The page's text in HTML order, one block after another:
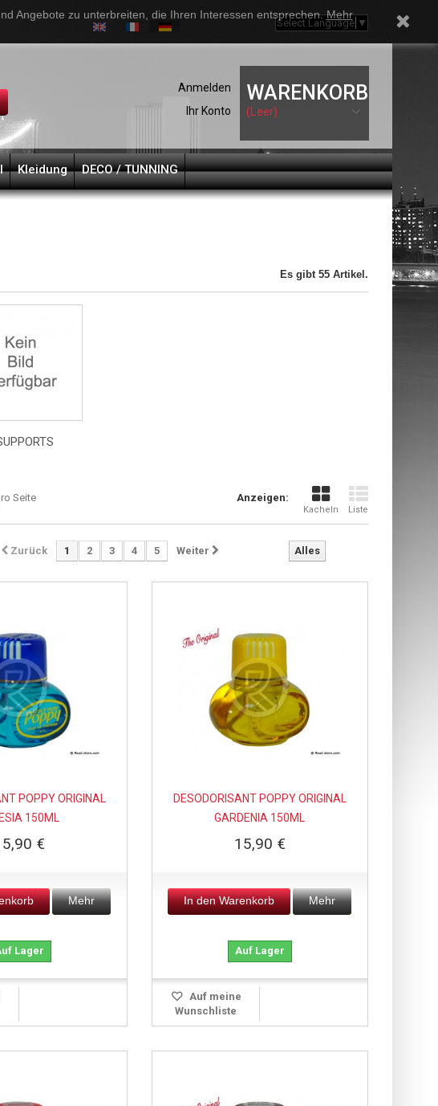
Select Language ▼
Anmelden
Ihr Konto
WARENKORB
(Leer)
Kleidung DECO / TUNNING
Es gibt 55 Artikel.
Anzeigen:
Kacheln Liste
Seite
Alles
Zurück 1 2 3 4 5 Weiter
POPPY ORIGINAL
150ML
€
Mehr
Lager
DESODORISANT POPPY ORIGINAL
GARDENIA 150ML
15,90 €
In den Warenkorb Mehr
Auf Lager
Auf meine
Wunschliste
Angebote zu unterbreiten, die Ihren Interessen entsprechen.Mehr